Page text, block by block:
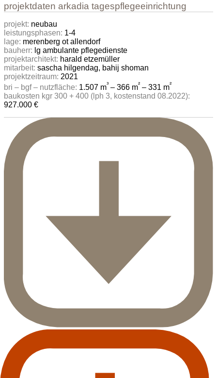
projektdaten arkadia tagespflegeeinrichtung
projekt: neubau
leistungsphasen: 1-4
lage: merenberg ot allendorf
bauherr: lg ambulante pflegedienste
projektarchitekt: harald etzemüller
mitarbeit: sascha hilgendag, bahij shoman
projektzeitraum: 2021
bri – bgf – nutzfläche: 1.507 m³ – 366 m² – 331 m²
baukosten kgr 300 + 400 (lph 3, kostenstand 08.2022):
927.000 €